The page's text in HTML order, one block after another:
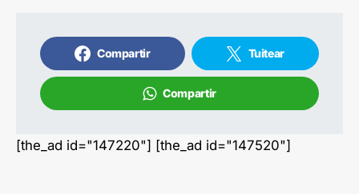
Compartir Tuitear
Compartir
[the_ad id="147220"] [the_ad id="147520"]